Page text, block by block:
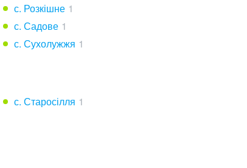
с. Розкішне 1
с. Садове 1
с. Сухолужжя 1
с. Старосілля 1